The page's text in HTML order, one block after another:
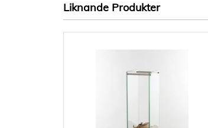
Liknande Produkter